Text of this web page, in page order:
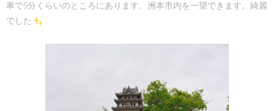
車で5分くらいのところにあります。洲本市内を一望できます。綺麗
でした